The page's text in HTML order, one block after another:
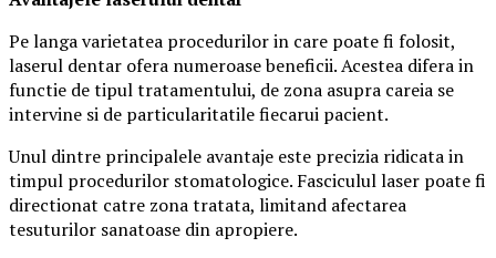
Pe langa varietatea procedurilor in care poate fi folosit,
laserul dentar ofera numeroase beneficii. Acestea difera in
functie de tipul tratamentului, de zona asupra careia se
intervine si de particularitatile fiecarui pacient.
Unul dintre principalele avantaje este precizia ridicata in
timpul procedurilor stomatologice. Fasciculul laser poate fi
directionat catre zona tratata, limitand afectarea
tesuturilor sanatoase din apropiere.